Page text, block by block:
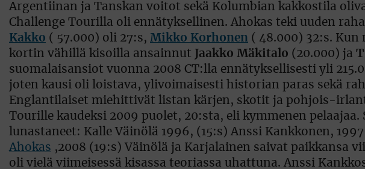
Argentiinan ja Tanskan voitot sekä Kolumbian kakkostila
Challenge Tourilla oli ennätyksellinen. Ahokas teki uuden
Kakko ( 57.000) oli 27:s, Mikko Korhonen ( 48.000) 32:s.
kortin vähillä kisoilla ansainnut
Jaakko Mäkitalo (20.000) ja
suomalaisansiot vuonna 2008 CT:lla ennätyksellisesti yli
joten kausi oli loistava, ylivoimaisesti historian paras sekä
Englantilaiset miehittivät listan kärjen, skotit ja pohjois-
Tourille kaudeksi 2009 puolet, 20:sta, eli kymmenen
lunastaneet: Kalle Väinölä 1996, (15:s) Anssi Kankkonen,
Ahokas ,2008 (19:s) Väinölä ja Karjalainen saivat paikkansa
oli vielä viimeisessä kisassa teoriassa uhattuna. Anssi